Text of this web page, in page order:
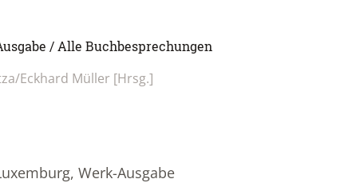
/ Alle Buchbesprechungen
Eckhard Müller [Hrsg.]
Werk-Ausgabe